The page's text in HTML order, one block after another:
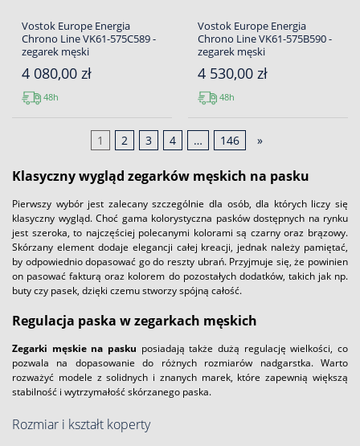
Vostok Europe Energia
Chrono Line VK61-575C589 -
zegarek męski
4 080,00 zł
48h
Vostok Europe Energia
Chrono Line VK61-575B590 -
zegarek męski
4 530,00 zł
48h
1 2 3 4 … 146 »
Klasyczny wygląd zegarków męskich na pasku
Pierwszy wybór jest zalecany szczególnie dla osób, dla których liczy się
klasyczny wygląd. Choć gama kolorystyczna pasków dostępnych na rynku
jest szeroka, to najczęściej polecanymi kolorami są czarny oraz brązowy.
Skórzany element dodaje elegancji całej kreacji, jednak należy pamiętać,
by odpowiednio dopasować go do reszty ubrań. Przyjmuje się, że powinien
on pasować fakturą oraz kolorem do pozostałych dodatków, takich jak np.
buty czy pasek, dzięki czemu stworzy spójną całość.
Regulacja paska w zegarkach męskich
Zegarki męskie na pasku posiadają także dużą regulację wielkości, co
pozwala na dopasowanie do różnych rozmiarów nadgarstka. Warto
rozważyć modele z solidnych i znanych marek, które zapewnią większą
stabilność i wytrzymałość skórzanego paska.
Rozmiar i kształt koperty